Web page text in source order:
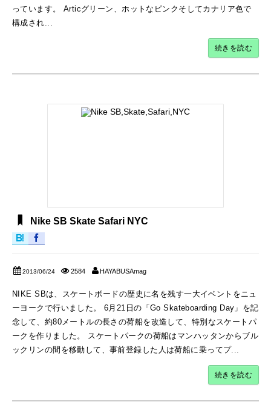
っています。 Articグリーン、ホットなピンクそしてカナリア色で
構成され...
続きを読む
Nike SB Skate Safari NYC
2013/06/24 2584 HAYABUSAmag
NIKE SBは、スケートボードの歴史に名を残す一大イベントをニュ
ーヨークで行いました。 6月21日の「Go Skateboarding Day」を記
念して、約80メートルの長さの荷船を改造して、特別なスケートパ
ークを作りました。 スケートパークの荷船はマンハッタンからブル
ックリンの間を移動して、事前登録した人は荷船に乗ってプ...
続きを読む